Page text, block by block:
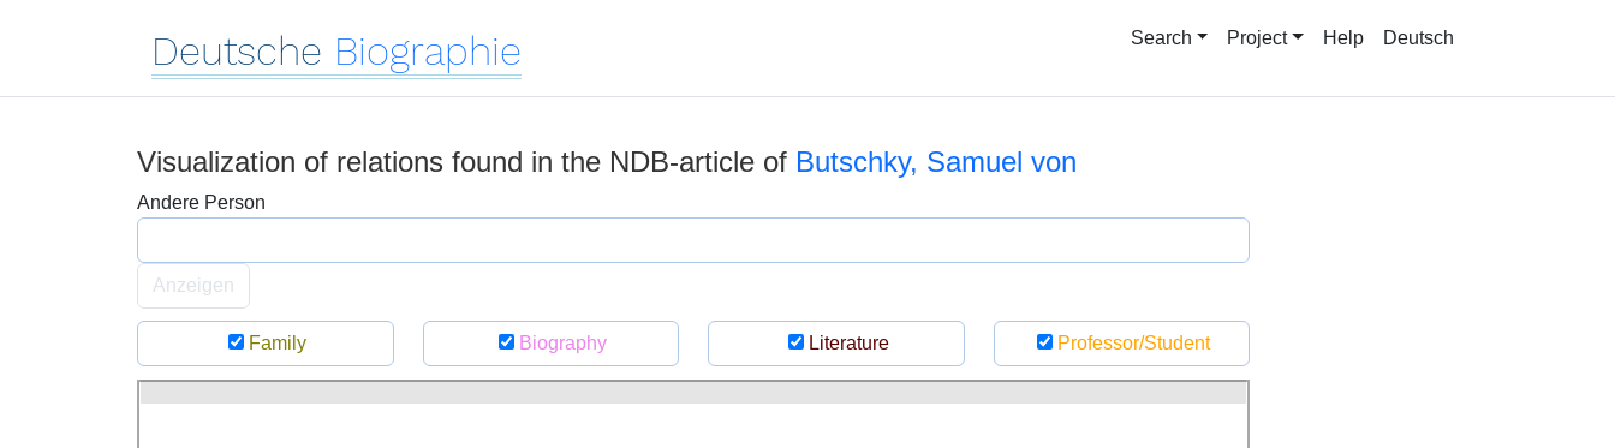
Deutsche Biographie Search Project Help Deutsch
Visualization of relations found in the NDB-article of Butschky, Samuel von
Andere Person
Anzeigen
Family Biography Literature Professor/Student